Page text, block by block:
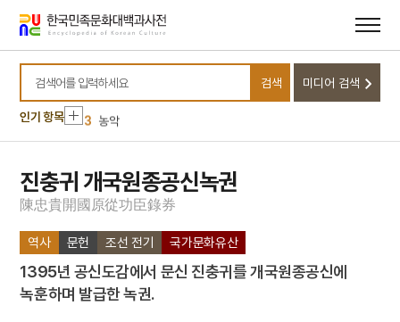
바로가기
바로가기
검색어를 입력하세요
검색 미디어 검색
인기 항목
10 금성대군
1 민족주의
2 여수·순천 10·19사건
3 농악
4 문종
5 부마민주항쟁
6 절기
8
광주도
9 구월산
10 금성대군
진충귀 개국원종공신녹권
陳忠貴開國原從功臣錄券
역사 문헌 조선 전기 국가문화유산
1395년 공신도감에서 문신 진충귀를 개국원종공신에
녹훈하며 발급한 녹권.